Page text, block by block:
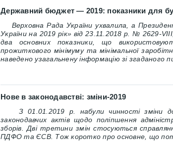
Державний бюджет — 2019: показники для
Верховна Рада України ухвалила, а
України на 2019 рік» від 23.11.2018 р. № 2629-VIII
два основних показники, що
прожиткового мінімуму та мінімальної
наведено узагальнену інформацію зі згаданого
Нове в законодавстві: зміни-2019
З 01.01.2019 р. набули чинності зміни
законодавчих актів щодо поліпшення
зборів. Дві третини змін стосуються
ПДФО та ЄСВ. Тож коротко про основне, що